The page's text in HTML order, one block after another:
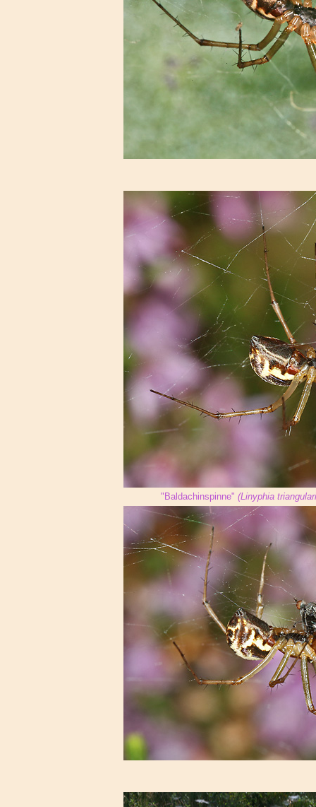
"Baldachinspinne" (Linyphia